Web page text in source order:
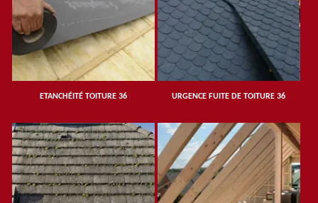
ETANCHÉITÉ TOITURE 36 URGENCE FUITE DE TOITURE 36